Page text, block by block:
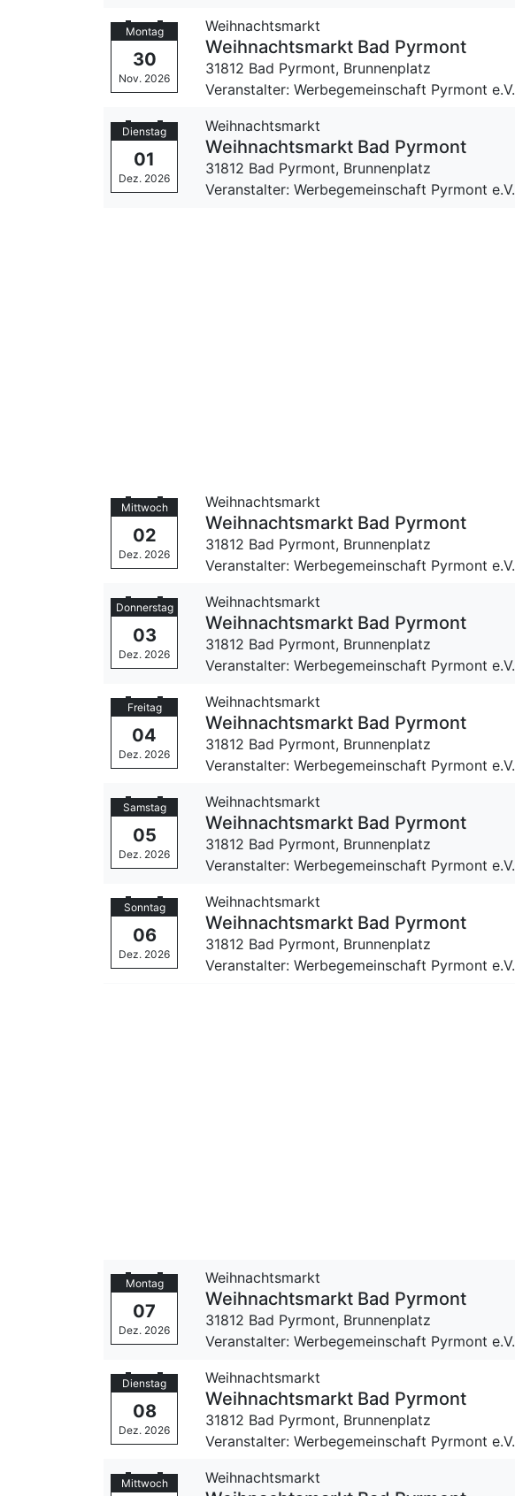
Montag
30
Nov. 2026
Weihnachtsmarkt
Weihnachtsmarkt Bad Pyrmont
31812 Bad Pyrmont, Brunnenplatz
Veranstalter: Werbegemeinschaft Pyrmont e.V.
Dienstag
01
Dez. 2026
Weihnachtsmarkt
Weihnachtsmarkt Bad Pyrmont
31812 Bad Pyrmont, Brunnenplatz
Veranstalter: Werbegemeinschaft Pyrmont e.V.
Mittwoch
02
Dez. 2026
Weihnachtsmarkt
Weihnachtsmarkt Bad Pyrmont
31812 Bad Pyrmont, Brunnenplatz
Veranstalter: Werbegemeinschaft Pyrmont e.V.
Donnerstag
03
Dez. 2026
Weihnachtsmarkt
Weihnachtsmarkt Bad Pyrmont
31812 Bad Pyrmont, Brunnenplatz
Veranstalter: Werbegemeinschaft Pyrmont e.V.
Freitag
04
Dez. 2026
Weihnachtsmarkt
Weihnachtsmarkt Bad Pyrmont
31812 Bad Pyrmont, Brunnenplatz
Veranstalter: Werbegemeinschaft Pyrmont e.V.
Samstag
05
Dez. 2026
Weihnachtsmarkt
Weihnachtsmarkt Bad Pyrmont
31812 Bad Pyrmont, Brunnenplatz
Veranstalter: Werbegemeinschaft Pyrmont e.V.
Sonntag
06
Dez. 2026
Weihnachtsmarkt
Weihnachtsmarkt Bad Pyrmont
31812 Bad Pyrmont, Brunnenplatz
Veranstalter: Werbegemeinschaft Pyrmont e.V.
Montag
07
Dez. 2026
Weihnachtsmarkt
Weihnachtsmarkt Bad Pyrmont
31812 Bad Pyrmont, Brunnenplatz
Veranstalter: Werbegemeinschaft Pyrmont e.V.
Dienstag
08
Dez. 2026
Weihnachtsmarkt
Weihnachtsmarkt Bad Pyrmont
31812 Bad Pyrmont, Brunnenplatz
Veranstalter: Werbegemeinschaft Pyrmont e.V.
Mittwoch Weihnachtsmarkt